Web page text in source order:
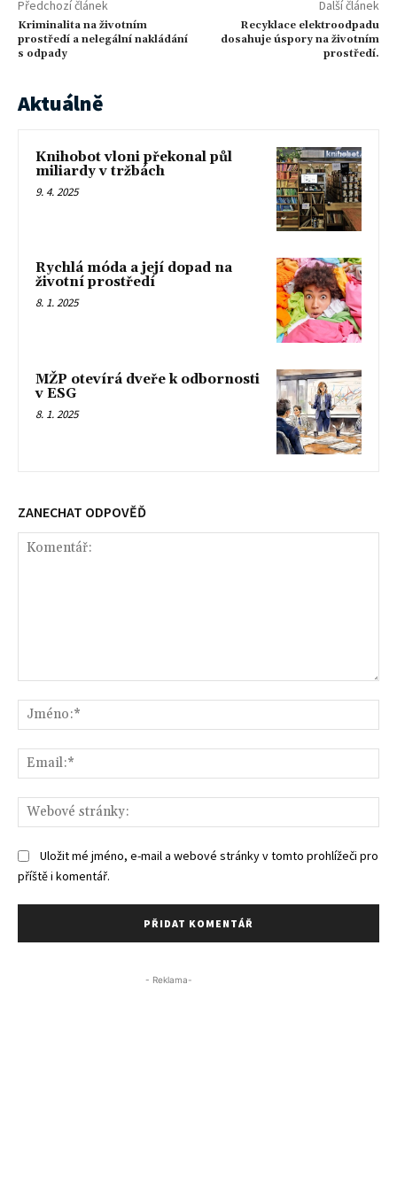
Předchozí článek
Kriminalita na životním
prostředí a nelegální nakládání
s odpady
Další článek
Recyklace elektroodpadu
dosahuje úspory na životním
prostředí.
Aktuálně
Knihobot vloni překonal půl
miliardy v tržbách
9. 4. 2025
Rychlá móda a její dopad na
životní prostředí
8. 1. 2025
MŽP otevírá dveře k odbornosti
v ESG
8. 1. 2025
ZANECHAT ODPOVĚĎ
Uložit mé jméno, e-mail a webové stránky v tomto prohlížeči pro
příště i komentář.
- Reklama-